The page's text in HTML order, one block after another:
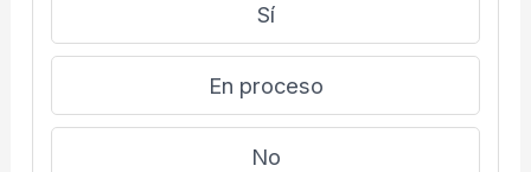
Sí
En proceso
No